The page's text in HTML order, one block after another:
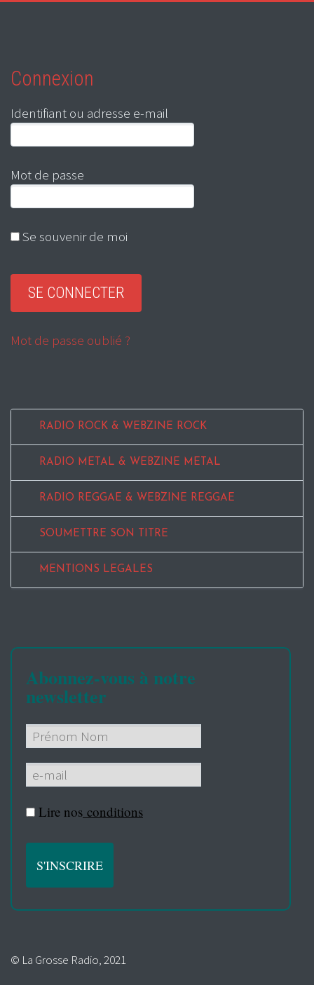
Connexion
Identifiant ou adresse e-mail
Mot de passe
Se souvenir de moi
Mot de passe oublié ?
RADIO ROCK & WEBZINE ROCK
RADIO METAL & WEBZINE METAL
RADIO REGGAE & WEBZINE REGGAE
SOUMETTRE SON TITRE
MENTIONS LEGALES
Abonnez-vous à notre
newsletter
Lire nos conditions
© La Grosse Radio, 2021